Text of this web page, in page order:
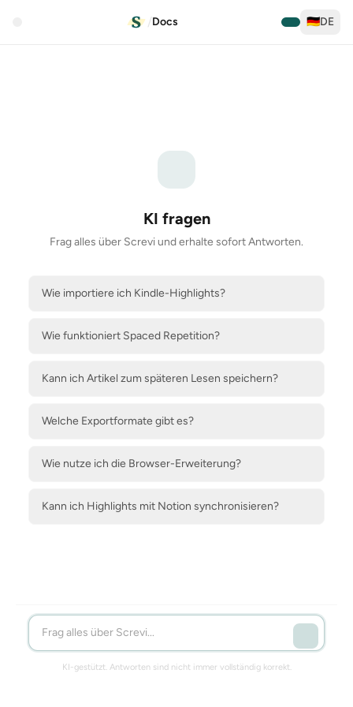
/Docs 🇩🇪DE
KI fragen
Frag alles über Screvi und erhalte sofort Antworten.
Wie importiere ich Kindle-Highlights?
Wie funktioniert Spaced Repetition?
Kann ich Artikel zum späteren Lesen speichern?
Welche Exportformate gibt es?
Wie nutze ich die Browser-Erweiterung?
Kann ich Highlights mit Notion synchronisieren?
KI-gestützt. Antworten sind nicht immer vollständig korrekt.